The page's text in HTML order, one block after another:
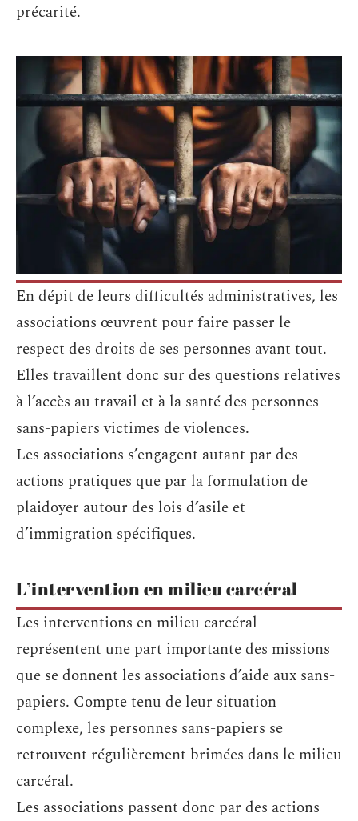
précarité.
En dépit de leurs difficultés administratives, les
associations œuvrent pour faire passer le
respect des droits de ses personnes avant tout.
Elles travaillent donc sur des questions relatives
à l’accès au travail et à la santé des personnes
sans-papiers victimes de violences.
Les associations s’engagent autant par des
actions pratiques que par la formulation de
plaidoyer autour des lois d’asile et
d’immigration spécifiques.
L’intervention en milieu carcéral
Les interventions en milieu carcéral
représentent une part importante des missions
que se donnent les associations d’aide aux sans-
papiers. Compte tenu de leur situation
complexe, les personnes sans-papiers se
retrouvent régulièrement brimées dans le milieu
carcéral.
Les associations passent donc par des actions